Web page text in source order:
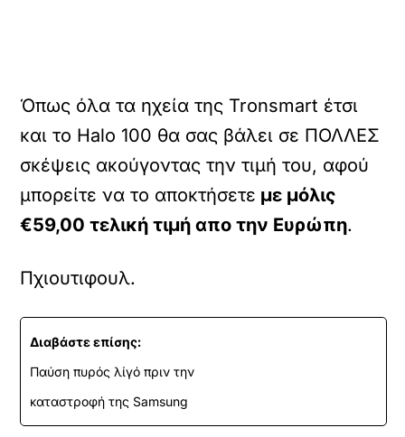
Όπως όλα τα ηχεία της Tronsmart έτσι
και το Halo 100 θα σας βάλει σε ΠΟΛΛΕΣ
σκέψεις ακούγοντας την τιμή του, αφού
μπορείτε να το αποκτήσετε με μόλις
€59,00 τελική τιμή απο την Ευρώπη.
Πχιουτιφουλ.
Διαβάστε επίσης:
Παύση πυρός λίγό πριν την
καταστροφή της Samsung